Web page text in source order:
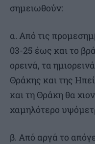
σημειωθούν:
α. Από τις
03-25 έως και το
ορεινά, τα
Θράκης και της
και τη Θράκη θα
χαμηλότερο
β. Από αργά το